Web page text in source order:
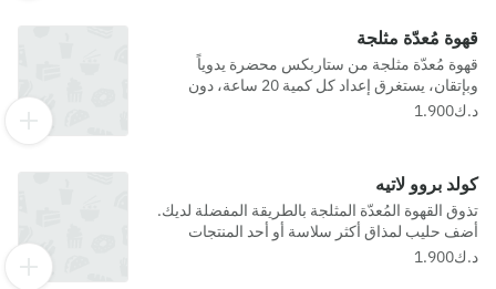
قهوة مُعدّة مثلجة
قهوة مُعدّة مثلجة من ستاربكس محضرة يدوياً
وبإتقان، يستغرق إعداد كل كمية 20 ساعة، دون
ملامستها الحرارة، لإضفاء مذاق سلس رائع.
كولد بروو لاتيه
تذوق القهوة المُعدّة المثلجة بالطريقة المفضلة لديك.
أضف حليب لمذاق أكثر سلاسة أو أحد المنتجات
الخالية من الألبان للحصول على مذاق كريمي مميز.لا